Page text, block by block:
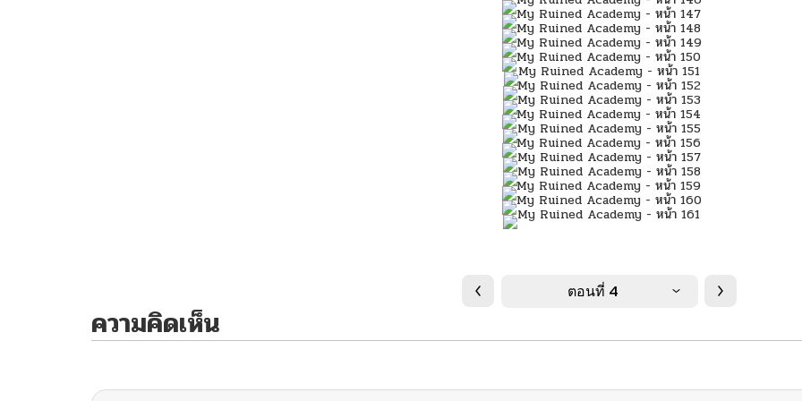
ตอนที่ 4
ความคิดเห็น